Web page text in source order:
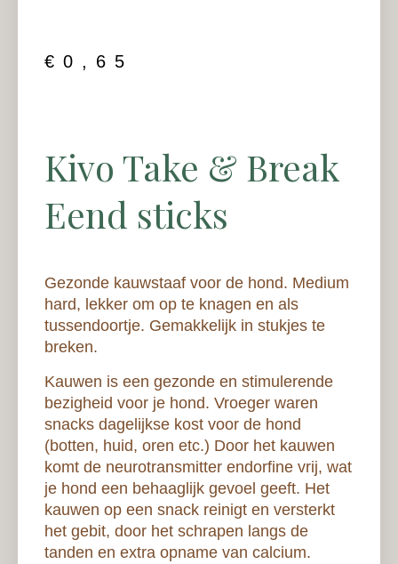
€ 0,65
Kivo Take & Break
Eend sticks
Gezonde kauwstaaf voor de hond. Medium
hard, lekker om op te knagen en als
tussendoortje. Gemakkelijk in stukjes te
breken.
Kauwen is een gezonde en stimulerende
bezigheid voor je hond. Vroeger waren
snacks dagelijkse kost voor de hond
(botten, huid, oren etc.) Door het kauwen
komt de neurotransmitter endorfine vrij, wat
je hond een behaaglijk gevoel geeft. Het
kauwen op een snack reinigt en versterkt
het gebit, door het schrapen langs de
tanden en extra opname van calcium.